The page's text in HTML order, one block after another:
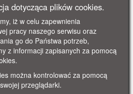
Hamburg
biała
dotycząca plików cookies.
iż w celu zapewnienia
pracy naszego serwisu oraz
go do Państwa potrzeb,
z informacji zapisanych za pomocą
można kontrolować za pomocą
przeglądarki.